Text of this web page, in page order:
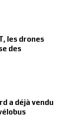
les drones
des
a déjà vendu